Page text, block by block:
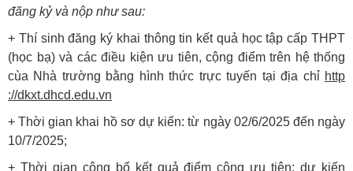
đãng kỷ và nộp như sau:
+ Thí sinh đăng ký khai thông tin kết quả học tập cấp THPT
(học bạ) và các điều kiện ưu tiên, cộng điểm trên hệ thống
cùa Nhà trường bằng hình thức trực tuyến tại địa chỉ http
://dkxt.dhcd.edu.vn
+ Thời gian khai hồ sơ dự kiến: từ ngày 02/6/2025 đến ngày
10/7/2025;
+ Thời gian công bố kết quả điểm cộng ưu tiên: dự kiến